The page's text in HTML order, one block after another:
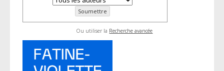
Ou utiliser la Recherche avancée